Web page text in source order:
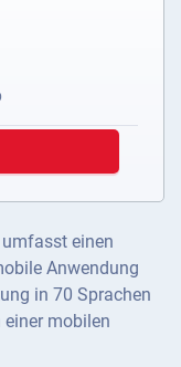
einen
Anwendung
in 70 Sprachen
mobilen